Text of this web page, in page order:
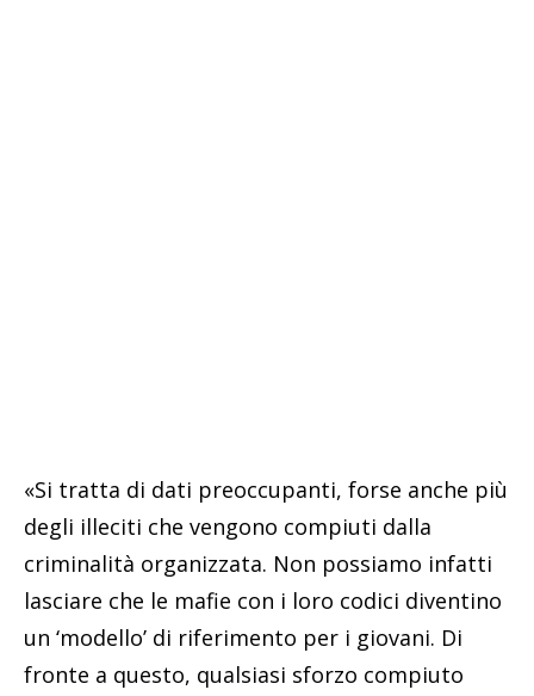
«Si tratta di dati preoccupanti, forse anche più
degli illeciti che vengono compiuti dalla
criminalità organizzata. Non possiamo infatti
lasciare che le mafie con i loro codici diventino
un ‘modello’ di riferimento per i giovani. Di
fronte a questo, qualsiasi sforzo compiuto